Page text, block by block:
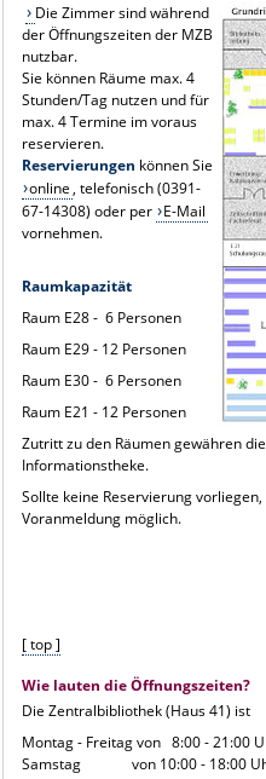
Die Zimmer sind während
der Öffnungszeiten der MZB
nutzbar.
Sie können Räume max. 4
Stunden/Tag nutzen und für
max. 4 Termine im voraus
reservieren.
Reservierungen können Sie
online, telefonisch (0391-
67-14308) oder per E-Mail
vornehmen.
Raumkapazität
Raum E28 - 6 Personen
Raum E29 - 12 Personen
Raum E30 - 6 Personen
Raum E21 - 12 Personen
Zutritt zu den Räumen gewähren
Informationstheke.
Sollte keine Reservierung
Voranmeldung möglich.
[ top ]
Wie lauten die Öffnungszeiten?
Die Zentralbibliothek (Haus 41) ist
Montag - Freitag von 8:00 - 21:00
Samstag von 10:00 - 18:00